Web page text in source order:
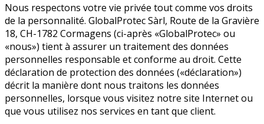
Nous respectons votre vie privée tout comme vos droits
de la personnalité. GlobalProtec Sàrl, Route de la Gravière
18, CH-1782 Cormagens (ci-après «GlobalProtec» ou
«nous») tient à assurer un traitement des données
personnelles responsable et conforme au droit. Cette
déclaration de protection des données («déclaration»)
décrit la manière dont nous traitons les données
personnelles, lorsque vous visitez notre site Internet ou
que vous utilisez nos services en tant que client.